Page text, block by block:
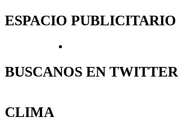
ESPACIO PUBLICITARIO
BUSCANOS EN TWITTER
CLIMA